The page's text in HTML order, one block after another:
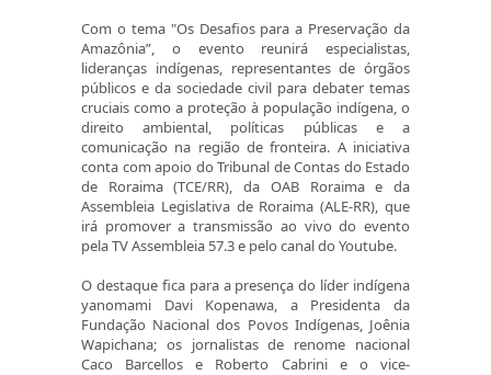
Com o tema "Os Desafios para a Preservação da
Amazônia”, o evento reunirá especialistas,
lideranças indígenas, representantes de órgãos
públicos e da sociedade civil para debater temas
cruciais como a proteção à população indígena, o
direito ambiental, políticas públicas e a
comunicação na região de fronteira. A iniciativa
conta com apoio do Tribunal de Contas do Estado
de Roraima (TCE/RR), da OAB Roraima e da
Assembleia Legislativa de Roraima (ALE-RR), que
irá promover a transmissão ao vivo do evento
pela TV Assembleia 57.3 e pelo canal do Youtube.
O destaque fica para a presença do líder indígena
yanomami Davi Kopenawa, a Presidenta da
Fundação Nacional dos Povos Indígenas, Joênia
Wapichana; os jornalistas de renome nacional
Caco Barcellos e Roberto Cabrini e o vice-